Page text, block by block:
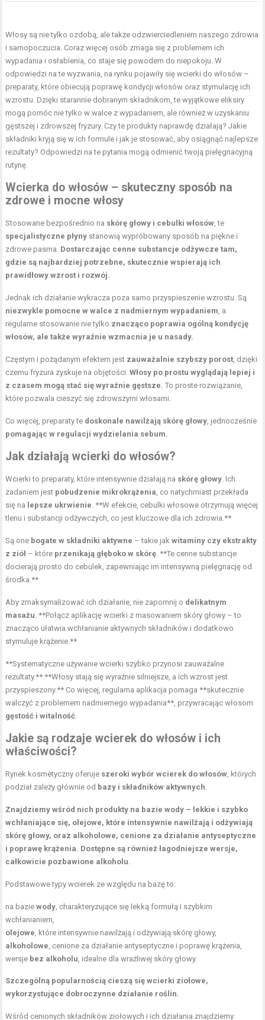
Włosy są nie tylko ozdobą, ale także odzwierciedleniem naszego zdrowia
i samopoczucia. Coraz więcej osób zmaga się z problemem ich
wypadania i osłabienia, co staje się powodem do niepokoju. W
odpowiedzi na te wyzwania, na rynku pojawiły się wcierki do włosów –
preparaty, które obiecują poprawę kondycji włosów oraz stymulację ich
wzrostu. Dzięki starannie dobranym składnikom, te wyjątkowe eliksiry
mogą pomóc nie tylko w walce z wypadaniem, ale również w uzyskaniu
gęstszej i zdrowszej fryzury. Czy te produkty naprawdę działają? Jakie
składniki kryją się w ich formule i jak je stosować, aby osiągnąć najlepsze
rezultaty? Odpowiedzi na te pytania mogą odmienić twoją pielęgnacyjną
rutynę.
Wcierka do włosów – skuteczny sposób na
zdrowe i mocne włosy
Stosowane bezpośrednio na skórę głowy i cebulki włosów , te
specjalistyczne płyny stanowią wypróbowany sposób na piękne i
zdrowe pasma. Dostarczając cenne substancje odżywcze tam,
gdzie są najbardziej potrzebne, skutecznie wspierają ich
prawidłowy wzrost i rozwój.
Jednak ich działanie wykracza poza samo przyspieszenie wzrostu. Są
niezwykle pomocne w walce z nadmiernym wypadaniem , a
regularne stosowanie nie tylko znacząco poprawia ogólną kondycję
włosów, ale także wyraźnie wzmacnia je u nasady.
Częstym i pożądanym efektem jest zauważalnie szybszy porost , dzięki
czemu fryzura zyskuje na objętości.Włosy po prostu wyglądają lepiej i
z czasem mogą stać się wyraźnie gęstsze. To proste rozwiązanie,
które pozwala cieszyć się zdrowszymi włosami.
Co więcej, preparaty te doskonale nawilżają skórę głowy , jednocześnie
pomagając w regulacji wydzielania sebum.
Jak działają wcierki do włosów?
Wcierki to preparaty, które intensywnie działają na skórę głowy . Ich
zadaniem jest pobudzenie mikrokrążenia , co natychmiast przekłada
się na lepsze ukrwienie . **W efekcie, cebulki włosowe otrzymują więcej
tlenu i substancji odżywczych, co jest kluczowe dla ich zdrowia.**
Są one bogate w składniki aktywne – takie jakwitaminy czy ekstrakty
z ziół – które przenikają głęboko w skórę . **Te cenne substancje
docierają prosto do cebulek, zapewniając im intensywną pielęgnację od
środka.**
Aby zmaksymalizować ich działanie, nie zapomnij o delikatnym
masażu . **Połącz aplikację wcierki z masowaniem skóry głowy – to
znacząco ułatwia wchłanianie aktywnych składników i dodatkowo
stymuluje krążenie.**
**Systematyczne używanie wcierki szybko przynosi zauważalne
rezultaty.** **Włosy stają się wyraźnie silniejsze, a ich wzrost jest
przyspieszony.** Co więcej, regularna aplikacja pomaga **skutecznie
walczyć z problemem nadmiernego wypadania**, przywracając włosom
gęstość i witalność
Jakie są rodzaje wcierek do włosów i ich
właściwości?
Rynek kosmetyczny oferuje szeroki wybór wcierek do włosów , których
podział zależy głównie od bazy i składników aktywnych
Znajdziemy wśród nich produkty na bazie wody – lekkie i szybko
wchłaniające się, olejowe, które intensywnie nawilżają i odżywiają
skórę głowy, oraz alkoholowe, cenione za działanie antyseptyczne
i poprawę krążenia. Dostępne są również łagodniejsze wersje,
całkowicie pozbawione alkoholu.
Podstawowe typy wcierek ze względu na bazę to:
na baziewody , charakteryzujące się lekką formułą i szybkim
wchłanianiem,
olejowe , które intensywnie nawilżają i odżywiają skórę głowy,
alkoholowe , cenione za działanie antyseptyczne i poprawę krążenia,
wersje bez alkoholu , idealne dla wrażliwej skóry głowy.
Szczególną popularnością cieszą się wcierki ziołowe,
wykorzystujące dobroczynne działanie roślin.
Wśród cenionych składników ziołowych i ich działania znajdziemy: